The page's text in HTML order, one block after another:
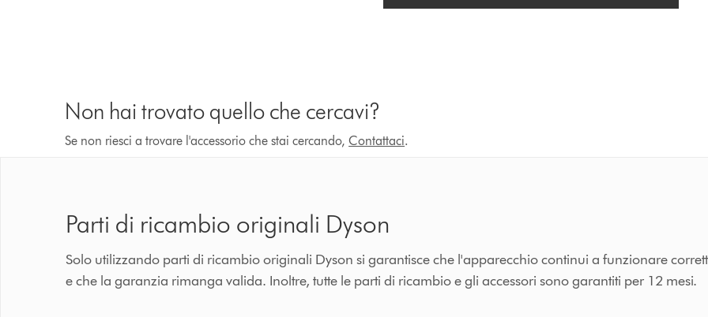
Non hai trovato quello che cercavi?
Se non riesci a trovare l'accessorio che stai cercando,Contattaci.
Parti di ricambio originali Dyson
Solo utilizzando parti di ricambio originali Dyson si garantisce che l'apparecchio continui a funzionare
e che la garanzia rimanga valida. Inoltre, tutte le parti di ricambio e gli accessori sono garantiti per 12 mesi.